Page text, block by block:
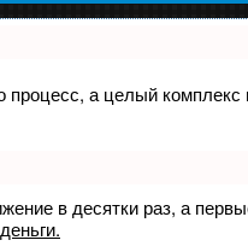
процесс, а целый
в десятки раз, а